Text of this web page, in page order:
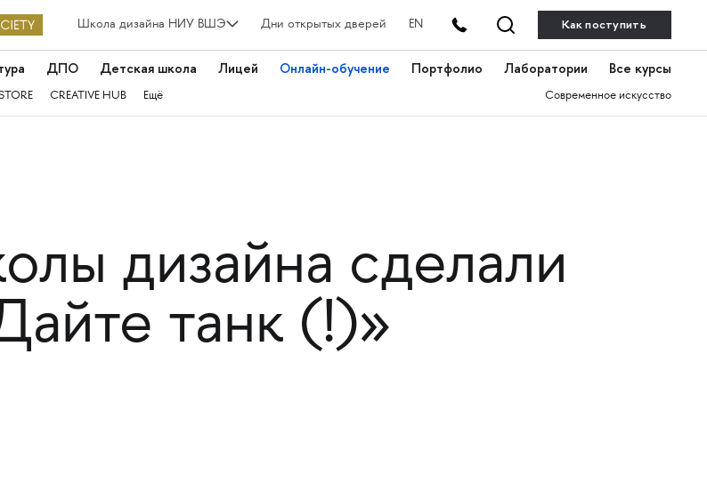
Школа дизайна НИУ ВШЭ Дни открытых дверей EN Как поступить
ДПО Детская школа Лицей Онлайн-обучение Портфолио Лаборатории Все курсы
CREATIVE HUB Ещё Современное искусство
дизайна сделали
танк (!)»